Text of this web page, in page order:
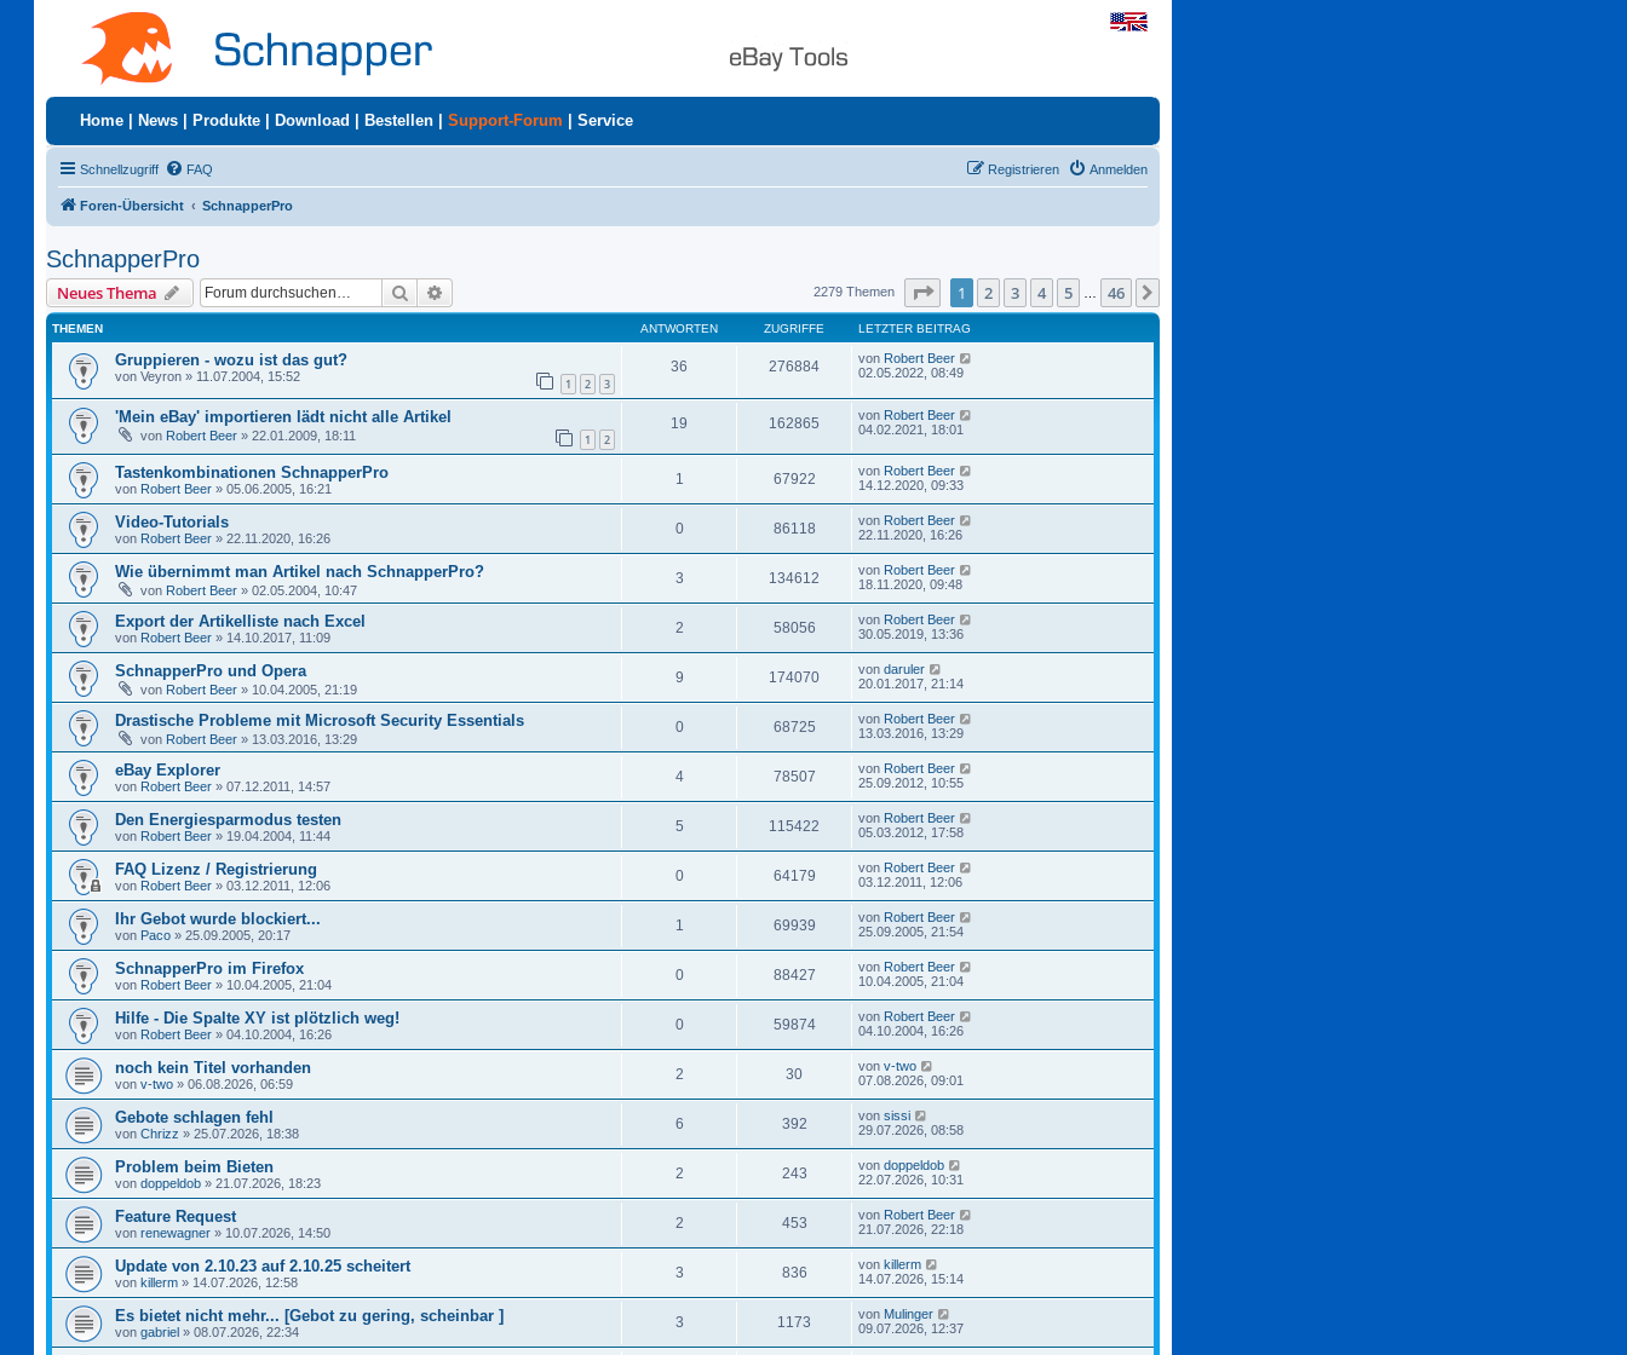
Home News Produkte Download Bestellen Support-Forum Service
Schnellzugriff FAQ Anmelden
Registrieren
Foren-Übersicht SchnapperPro
SchnapperPro
Neues Thema Suche 2279 Themen Seite von46
1 2 3 4 5 46
THEMEN ANTWORTEN ZUGRIFFE LETZTER BEITRAG
Gruppieren - wozu ist das gut?
von Veyron » 11.07.2004, 15:52 1 2 3
36 276884 von Robert Beer
02.05.2022, 08:49
'Mein eBay' importieren lädt nicht alle Artikel
von Robert Beer » 22.01.2009, 18:11 1 2
19 162865 von Robert Beer
04.02.2021, 18:01
Tastenkombinationen SchnapperPro
von Robert Beer » 05.06.2005, 16:21
1 67922 von Robert Beer
14.12.2020, 09:33
Video-Tutorials
von Robert Beer » 22.11.2020, 16:26
0 86118 von Robert Beer
22.11.2020, 16:26
Wie übernimmt man Artikel nach SchnapperPro?
von Robert Beer » 02.05.2004, 10:47
3 134612 von Robert Beer
18.11.2020, 09:48
Export der Artikelliste nach Excel
von Robert Beer » 14.10.2017, 11:09
2 58056 von Robert Beer
30.05.2019, 13:36
SchnapperPro und Opera
von Robert Beer » 10.04.2005, 21:19
9 174070 von daruler
20.01.2017, 21:14
Drastische Probleme mit Microsoft Security Essentials
von Robert Beer » 13.03.2016, 13:29
0 68725 von Robert Beer
13.03.2016, 13:29
eBay Explorer
von Robert Beer » 07.12.2011, 14:57
4 78507 von Robert Beer
25.09.2012, 10:55
Den Energiesparmodus testen
von Robert Beer » 19.04.2004, 11:44
5 115422 von Robert Beer
05.03.2012, 17:58
FAQ Lizenz / Registrierung
von Robert Beer » 03.12.2011, 12:06
0 64179 von Robert Beer
03.12.2011, 12:06
Ihr Gebot wurde blockiert...
von Paco » 25.09.2005, 20:17
1 69939 von Robert Beer
25.09.2005, 21:54
SchnapperPro im Firefox
von Robert Beer » 10.04.2005, 21:04
0 88427 von Robert Beer
10.04.2005, 21:04
Hilfe - Die Spalte XY ist plötzlich weg!
von Robert Beer » 04.10.2004, 16:26
0 59874 von Robert Beer
04.10.2004, 16:26
noch kein Titel vorhanden
von v-two » 06.08.2026, 06:59
2 30 von v-two
07.08.2026, 09:01
Gebote schlagen fehl
von Chrizz » 25.07.2026, 18:38
6 392 von sissi
29.07.2026, 08:58
Problem beim Bieten
von doppeldob » 21.07.2026, 18:23
2 243 von doppeldob
22.07.2026, 10:31
Feature Request
von renewagner » 10.07.2026, 14:50
2 453 von Robert Beer
21.07.2026, 22:18
Update von 2.10.23 auf 2.10.25 scheitert
von killerm » 14.07.2026, 12:58
3 836 von killerm
14.07.2026, 15:14
Es bietet nicht mehr... [Gebot zu gering, scheinbar ]
von gabriel » 08.07.2026, 22:34
3 1173 von Mulinger
09.07.2026, 12:37